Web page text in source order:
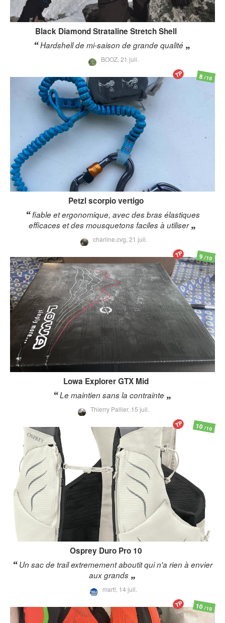
Black DiamondStrataline Stretch Shell
Hardshell de mi-saison de grande qualité
BOOZ, 21 juil.
Petzlscorpio vertigo
fiable et ergonomique, avec des bras élastiques
efficaces et des mousquetons faciles à utiliser
charline.cvg, 21 juil.
8/10
TP
Lowa Explorer GTX Mid
Le maintien sans la contrainte
Thierry Pallier, 15 juil.
9/10
TP
Osprey Duro Pro 10
Un sac de trail extremement aboutit qui n'a rien à envier
aux grands
mart!, 14 juil.
10/10
TP
10/10
TP